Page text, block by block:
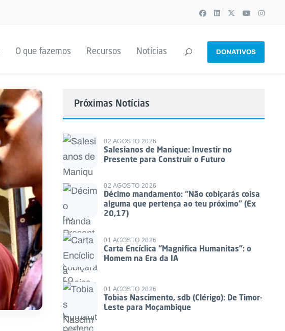
O que fazemos Recursos Notícias DONATIVOS
Próximas Notícias
02 AGOSTO 2026
Salesianos de Manique: Investir no
Presente para Construir o Futuro
02 AGOSTO 2026
Décimo mandamento: “Não cobiçarás coisa
alguma que pertença ao teu próximo” (Ex
20,17)
01 AGOSTO 2026
Carta Encíclica “Magnifica Humanitas”: o
Homem na Era da IA
01 AGOSTO 2026
Tobias Nascimento, sdb (Clérigo): De Timor-
Leste para Moçambique